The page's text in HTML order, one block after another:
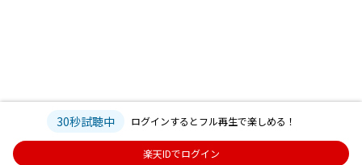
30秒試聴中 ログインするとフル再生で楽しめる！
楽天IDでログイン